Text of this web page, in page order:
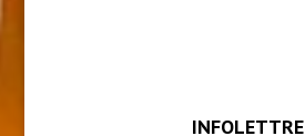
INFOLETTRE